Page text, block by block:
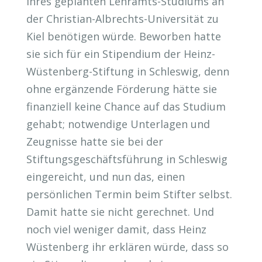
der Christian-Albrechts-Universität zu
Kiel benötigen würde. Beworben hatte
sie sich für ein Stipendium der Heinz-
Wüstenberg-Stiftung in Schleswig, denn
ohne ergänzende Förderung hätte sie
finanziell keine Chance auf das Studium
gehabt; notwendige Unterlagen und
Zeugnisse hatte sie bei der
Stiftungsgeschäftsführung in Schleswig
eingereicht, und nun das, einen
persönlichen Termin beim Stifter selbst.
Damit hatte sie nicht gerechnet. Und
noch viel weniger damit, dass Heinz
Wüstenberg ihr erklären würde, dass so